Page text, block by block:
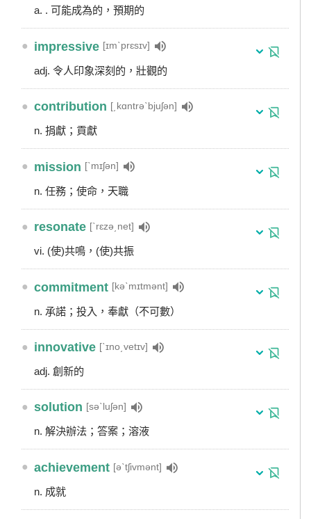
a. . 可能成為的，預期的
● impressive [ɪmˋprɛsɪv]
adj. 令人印象深刻的，壯觀的
● contribution [͵kɑntrəˋbjuʃən]
n. 捐獻；貢獻
● mission [ˋmɪʃən]
n. 任務；使命，天職
● resonate [ˋrɛzə͵net]
vi. (使)共鳴，(使)共振
● commitment [kəˋmɪtmənt]
n. 承諾；投入，奉獻（不可數）
● innovative [ˋɪno͵vetɪv]
adj. 創新的
● solution [səˋluʃən]
n. 解決辦法；答案；溶液
● achievement [əˋtʃivmənt]
n. 成就